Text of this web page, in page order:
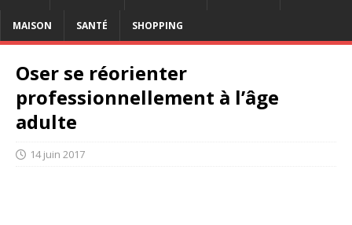
MAISON SANTÉ SHOPPING
Oser se réorienter
professionnellement à l’âge
adulte
14 juin 2017